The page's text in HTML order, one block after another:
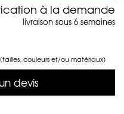
à la demande
livraison sous 6 semaines
(tailles, couleurs et/ou matériaux)
devis